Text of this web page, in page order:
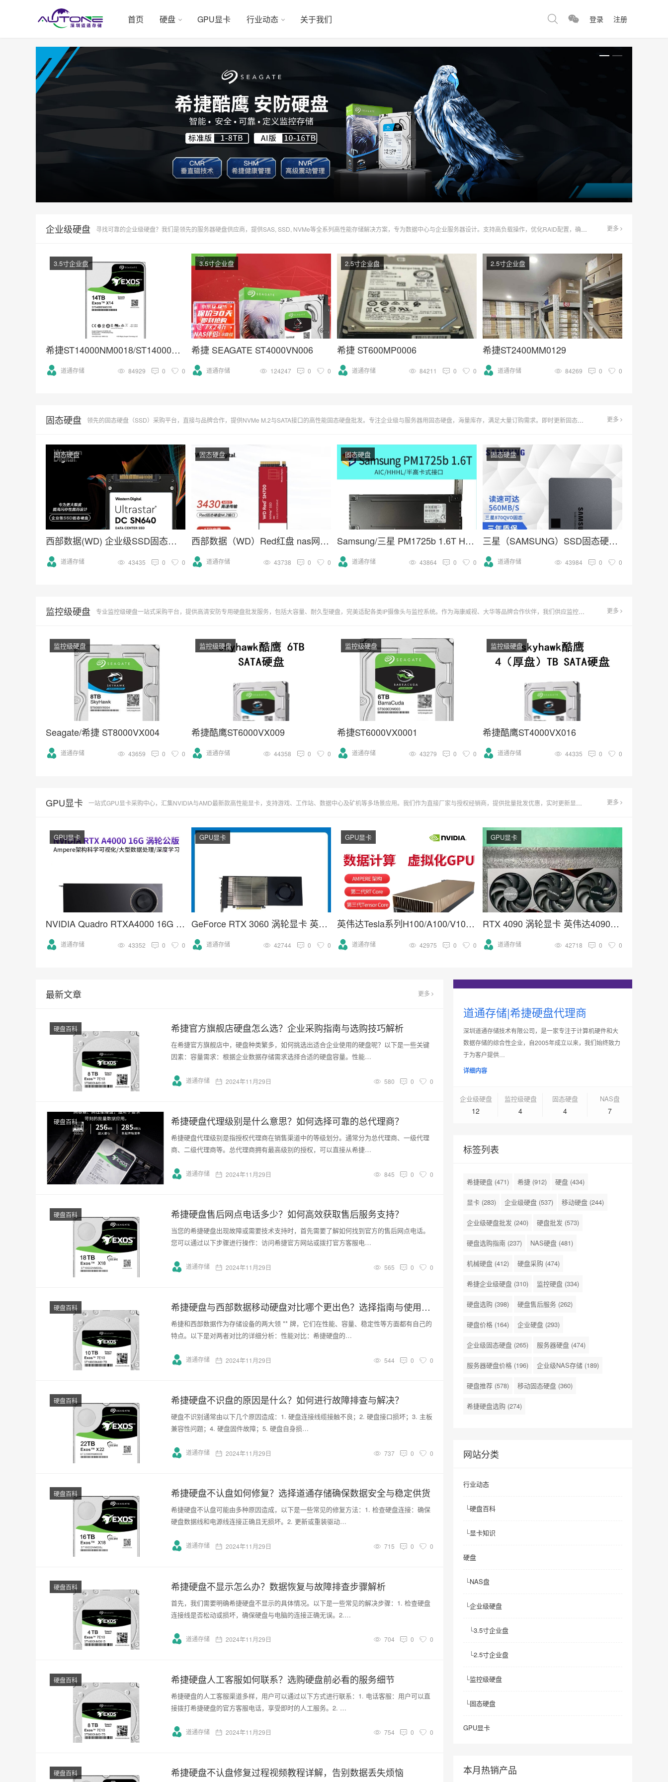
首页 硬盘 GPU显卡 行业动态 关于我们 登录 注册
企业级硬盘 寻找可靠的企业级硬盘？我们是领先的服务器硬盘供应商，提供SAS, SSD, NVMe等全系列高性能存储解决方案，专为数据中心与企业服务器设计。支持高负载操作，优化RAID配置，确保数据高速传输与绝对安全。西部数据、希捷、东芝等知名品牌，大容量、快速响应，满足企业多样化需求。批量采购，价格优惠，助力企业高效升级存储系统。 更多
希捷ST14000NM0018/ST14000NM001G 3.5寸SATA 14TB硬盘
3.5寸企业盘
道通存储 84929 0 0
希捷 SEAGATE ST4000VN006
3.5寸企业盘
道通存储 124247 0 0
希捷 ST600MP0006
2.5寸企业盘
道通存储 84211 0 0
希捷ST2400MM0129
2.5寸企业盘
道通存储 84269 0 0
固态硬盘 领先的固态硬盘（SSD）采购平台，直接与品牌合作，提供NVMe M.2与SATA接口的高性能固态硬盘批发。专注企业级与服务器用固态硬盘，海量库存，满足大量订购需求。即时更新固态硬盘市场价格行情，深度性能评测与数据传输速度对比报告，助您轻松选择最佳存储解决方案。 更多
西部数据(WD) 企业级SSD固态硬盘U.2接口（NVMe）SN640系列
固态硬盘
道通存储 43435 0 0
西部数据（WD）Red红盘 nas网络存储专用固态硬盘 企业级服务器
固态硬盘
道通存储 43738 0 0
Samsung/三星 PM1725b 1.6T HHHL PCIE卡式 企业级固态硬盘
固态硬盘
道通存储 43864 0 0
三星（SAMSUNG）SSD固态硬盘 SATA3.0接口 870 QVO
固态硬盘
道通存储 43984 0 0
监控级硬盘 专业监控级硬盘一站式采购平台，提供高清安防专用硬盘批发服务，包括大容量、耐久型硬盘，完美适配各类IP摄像头与监控系统。作为海康威视、大华等品牌合作伙伴，我们供应监控存储最优解，支持24小时连续录像需求，致力于为您打造低成本、高效率的监控存储解决方案。 更多
Seagate/希捷 ST8000VX004
监控级硬盘
道通存储 43659 0 0
希捷酷鹰ST6000VX009
监控级硬盘
道通存储 44358 0 0
希捷ST6000VX0001
监控级硬盘
道通存储 43279 0 0
希捷酷鹰ST4000VX016
监控级硬盘
道通存储 44335 0 0
GPU显卡 一站式GPU显卡采购中心，汇集NVIDIA与AMD最新款高性能显卡，支持游戏、工作站、数据中心及矿机等多场景应用。我们作为直接厂家与授权经销商，提供批量批发优惠，实时更新显卡价格对比与详尽性能评测报告。无论是寻求高性价比游戏显卡还是专业图形处理解决方案，这里都能满足您的需求。 更多
NVIDIA Quadro RTXA4000 16G GDDR6人工智能GPU专业图形显卡
GPU显卡
道通存储 43352 0 0
GeForce RTX 3060 涡轮显卡 英伟达30系列 NVIDIA GPU卡
GPU显卡
道通存储 42744 0 0
英伟达Tesla系列H100/A100/V100/A40计算加速高端GPU推理训练显卡
GPU显卡
道通存储 42975 0 0
RTX 4090 涡轮显卡 英伟达4090系列 深度学习 GPU加速卡
GPU显卡
道通存储 42718 0 0
最新文章 更多
硬盘百科 希捷官方旗舰店硬盘怎么选？企业采购指南与选购技巧解析
在希捷官方旗舰店中，硬盘种类繁多，如何挑选出适合企业使用的硬盘呢？以下是一些关键
因素：容量需求：根据企业数据存储需求选择合适的硬盘容量。性能…
道通存储 2024年11月29日 580 0 0
硬盘百科 希捷硬盘代理级别是什么意思？如何选择可靠的总代理商？
希捷硬盘代理级别是指授权代理商在销售渠道中的等级划分。通常分为总代理商、一级代理
商、二级代理商等。总代理商拥有最高级别的授权，可以直接从希捷…
道通存储 2024年11月29日 845 0 0
硬盘百科 希捷硬盘售后网点电话多少？如何高效获取售后服务支持？
当您的希捷硬盘出现故障或需要技术支持时，首先需要了解如何找到官方的售后网点电话。
您可以通过以下步骤进行操作：访问希捷官方网站或拨打官方客服电…
道通存储 2024年11月29日 565 0 0
硬盘百科 希捷硬盘与西部数据移动硬盘对比哪个更出色？选择指南与使用技巧
希捷和西部数据作为存储设备的两大领 ** 牌，它们在性能、容量、稳定性等方面都有自己的
特点。以下是对两者对比的详细分析：性能对比：希捷硬盘的…
道通存储 2024年11月29日 544 0 0
硬盘百科 希捷硬盘不识盘的原因是什么？如何进行故障排查与解决？
硬盘不识别通常由以下几个原因造成：1. 硬盘连接线缆接触不良；2. 硬盘接口损坏；3. 主板
兼容性问题；4. 硬盘固件故障；5. 硬盘自身损…
道通存储 2024年11月29日 737 0 0
硬盘百科 希捷硬盘不认盘如何修复？选择道通存储确保数据安全与稳定供货
希捷硬盘不认盘可能由多种原因造成，以下是一些常见的修复方法：1. 检查硬盘连接：确保
硬盘数据线和电源线连接正确且无损坏。2. 更新或重装驱动…
道通存储 2024年11月29日 715 0 0
硬盘百科 希捷硬盘不显示怎么办？数据恢复与故障排查步骤解析
首先，我们需要明确希捷硬盘不显示的具体情况。以下是一些常见的解决步骤：1. 检查硬盘
连接线是否松动或损坏，确保硬盘与电脑的连接正确无误。2.…
道通存储 2024年11月29日 704 0 0
硬盘百科 希捷硬盘人工客服如何联系？选购硬盘前必看的服务细节
希捷硬盘的人工客服渠道多样，用户可以通过以下方式进行联系：1. 电话客服：用户可以直
接拨打希捷硬盘的官方客服电话，享受即时的人工服务。2. …
道通存储 2024年11月29日 754 0 0
硬盘百科 希捷硬盘不认盘修复过程视频教程详解，告别数据丢失烦恼
道通存储|希捷硬盘代理商
深圳道通存储技术有限公司，是一家专注于计算机硬件和大
数据存储的综合性企业，自2005年成立以来，我们始终致力
于为客户提供…
详细内容
企业级硬盘
12
监控级硬盘
4
固态硬盘
4
NAS盘
7
标签列表
希捷硬盘 (471) 希捷 (912) 硬盘 (434)
显卡 (283) 企业级硬盘 (537) 移动硬盘 (244)
企业级硬盘批发 (240) 硬盘批发 (573)
硬盘选购指南 (237) NAS硬盘 (481)
机械硬盘 (412) 硬盘采购 (474)
希捷企业级硬盘 (310) 监控硬盘 (334)
硬盘选购 (398) 硬盘售后服务 (262)
硬盘价格 (164) 企业硬盘 (293)
企业级固态硬盘 (265) 服务器硬盘 (474)
服务器硬盘价格 (196) 企业级NAS存储 (189)
硬盘推荐 (578) 移动固态硬盘 (360)
希捷硬盘选购 (274)
网站分类
行业动态
└硬盘百科
└显卡知识
硬盘
└NAS盘
└企业级硬盘
└3.5寸企业盘
└2.5寸企业盘
└监控级硬盘
└固态硬盘
GPU显卡
本月热销产品